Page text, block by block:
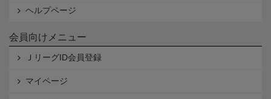
ヘルプページ
会員向けメニュー
ＪリーグID会員登録
マイページ